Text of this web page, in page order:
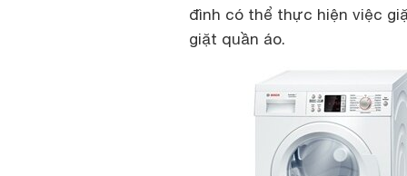
đình có thể thực hiện việc
giặt quần áo.